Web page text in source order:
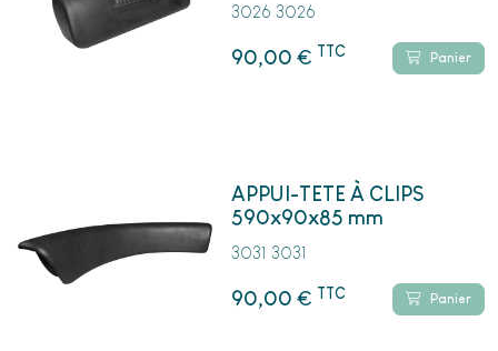
3026 3026
90,00€ TTC Panier
APPUI-TETE À CLIPS
590x90x85 mm
3031 3031
90,00€ TTC Panier